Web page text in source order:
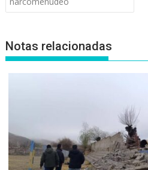
Notas relacionadas